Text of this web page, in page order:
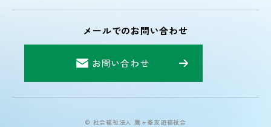
メールでのお問い合わせ
お問い合わせ
© 社会福祉法人 鷹ヶ峯友遊福祉会